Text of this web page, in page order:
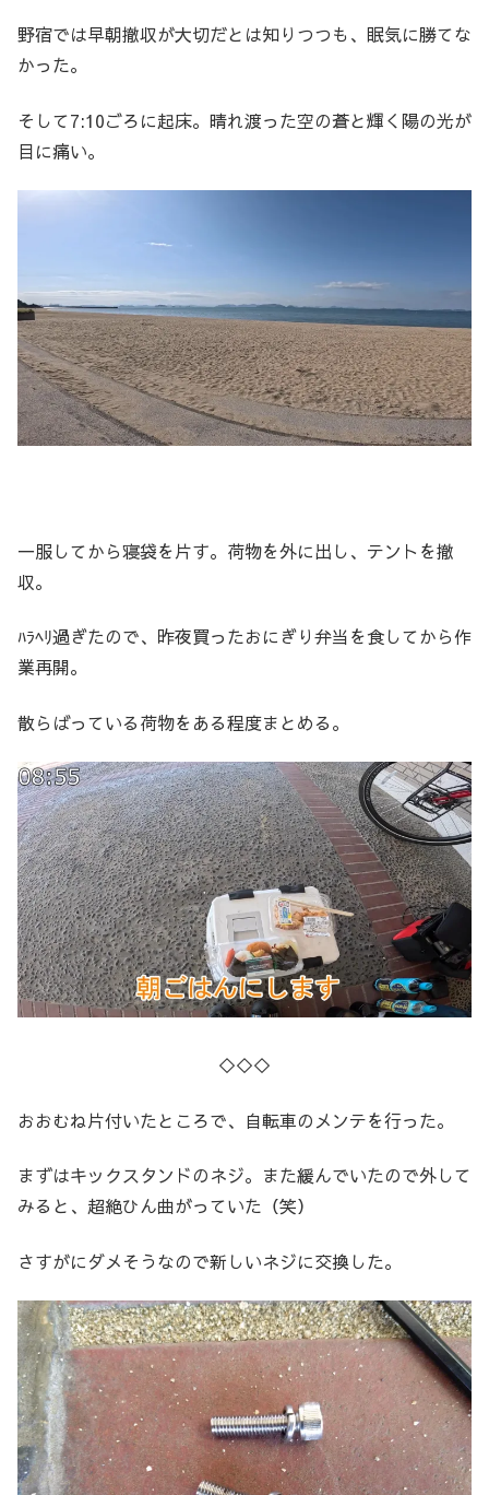
野宿では早朝撤収が大切だとは知りつつも、眠気に勝てな
かった。
そして7:10ごろに起床。晴れ渡った空の蒼と輝く陽の光が
目に痛い。
一服してから寝袋を片す。荷物を外に出し、テントを撤
収。
ﾊﾗﾍﾘ過ぎたので、昨夜買ったおにぎり弁当を食してから作
業再開。
散らばっている荷物をある程度まとめる。
◇◇◇
おおむね片付いたところで、自転車のメンテを行った。
まずはキックスタンドのネジ。また緩んでいたので外して
みると、超絶ひん曲がっていた（笑）
さすがにダメそうなので新しいネジに交換した。